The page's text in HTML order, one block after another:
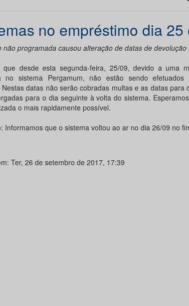
no empréstimo dia 25
não programada causou alteração de datas de devolução
que desde esta segunda-feira, 25/09, devido a uma
no sistema Pergamum, não estão sendo efetuados
datas não serão cobradas multas e as datas para
para o dia seguinte à volta do sistema.
o mais rapidamente possível.
Informamos que o sistema voltou ao ar no dia 26/09 no
Ter, 26 de setembro de 2017, 17:39